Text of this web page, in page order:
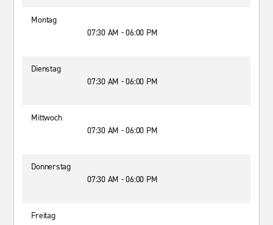
Montag
07:30 AM - 06:00 PM
Dienstag
07:30 AM - 06:00 PM
Mittwoch
07:30 AM - 06:00 PM
Donnerstag
07:30 AM - 06:00 PM
Freitag